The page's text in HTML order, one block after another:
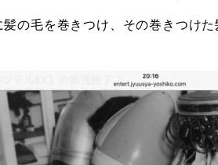
髪の毛を巻きつけ、その巻きつけ